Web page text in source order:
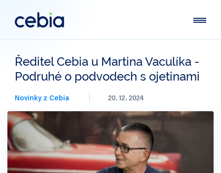
Ředitel Cebia u Martina Vaculíka -
Podruhé o podvodech s ojetinami
Novinky z Cebia 20. 12. 2024